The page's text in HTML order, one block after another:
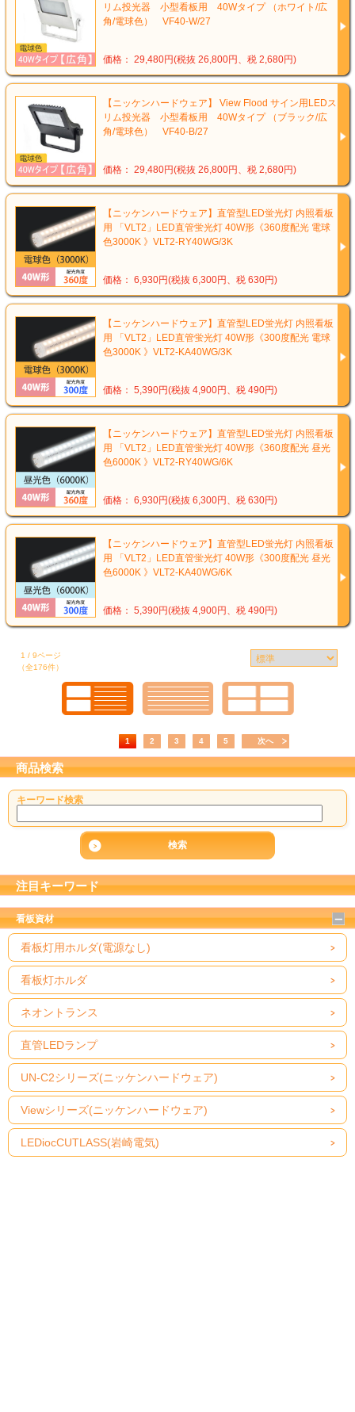
リム投光器 小型看板用 40Wタイプ （ホワイト/広
角/電球色） VF40-W/27
価格： 29,480円(税抜 26,800円、税 2,680円)
【ニッケンハードウェア】 View Flood サイン用LEDス
リム投光器 小型看板用 40Wタイプ （ブラック/広
角/電球色） VF40-B/27
価格： 29,480円(税抜 26,800円、税 2,680円)
【ニッケンハードウェア】直管型LED蛍光灯 内照看板
用 「VLT2」LED直管蛍光灯 40W形《360度配光 電球
色3000K 》VLT2-RY40WG/3K
価格： 6,930円(税抜 6,300円、税 630円)
【ニッケンハードウェア】直管型LED蛍光灯 内照看板
用 「VLT2」LED直管蛍光灯 40W形《300度配光 電球
色3000K 》VLT2-KA40WG/3K
価格： 5,390円(税抜 4,900円、税 490円)
【ニッケンハードウェア】直管型LED蛍光灯 内照看板
用 「VLT2」LED直管蛍光灯 40W形《360度配光 昼光
色6000K 》VLT2-RY40WG/6K
価格： 6,930円(税抜 6,300円、税 630円)
【ニッケンハードウェア】直管型LED蛍光灯 内照看板
用 「VLT2」LED直管蛍光灯 40W形《300度配光 昼光
色6000K 》VLT2-KA40WG/6K
価格： 5,390円(税抜 4,900円、税 490円)
1 / 9ページ
（全176件）
1 2 3 4 5 次へ
商品検索
キーワード検索
注目キーワード
看板資材
看板灯用ホルダ(電源なし)
看板灯ホルダ
ネオントランス
直管LEDランプ
UN-C2シリーズ(ニッケンハードウェア)
Viewシリーズ(ニッケンハードウェア)
LEDiocCUTLASS(岩崎電気)